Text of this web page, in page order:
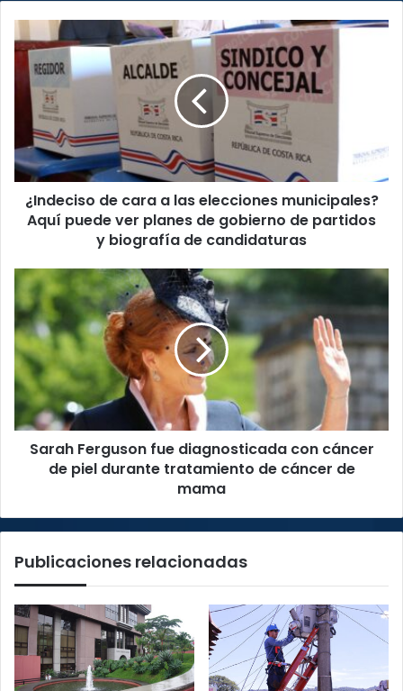
¿Indeciso
de
cara
elecciones
municipales?
Aquí
puede
ver
planes
de
partidos
y
biografía
de
candidaturas
¿Indeciso de cara a las elecciones municipales?
Aquí puede ver planes de gobierno de partidos
y biografía de candidaturas
Sarah
Ferguson
fue
diagnosticada
con
cáncer
de
piel
durante
tratamiento
mama
Sarah Ferguson fue diagnosticada con cáncer
de piel durante tratamiento de cáncer de
mama
Publicaciones relacionadas